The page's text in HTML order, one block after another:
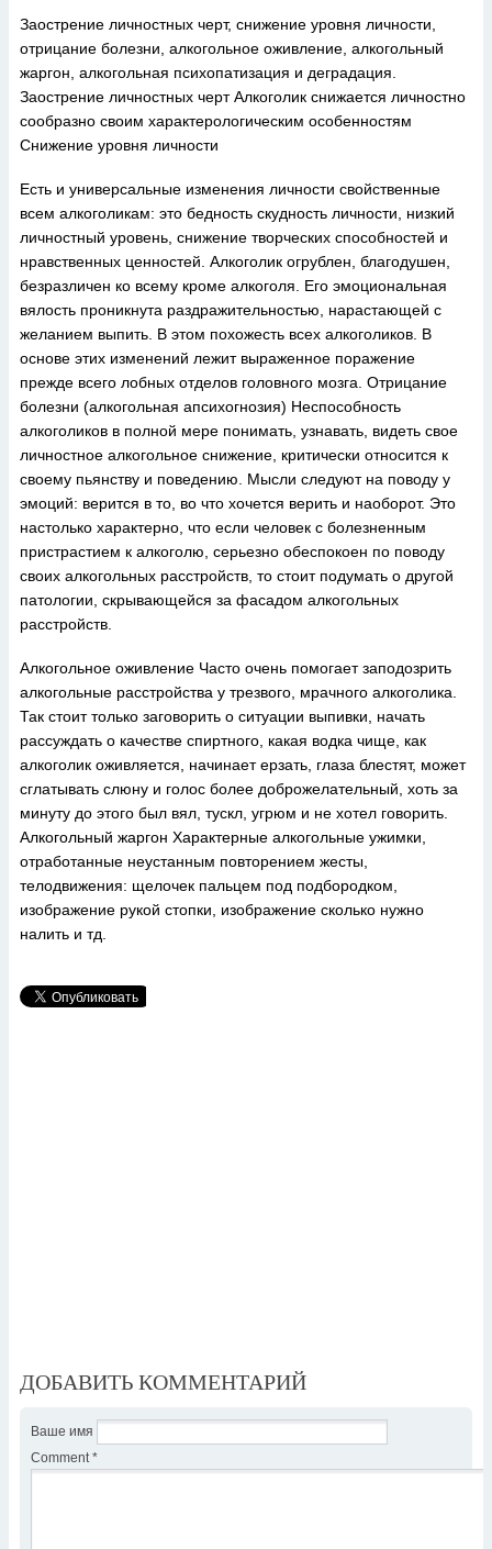
Заострение личностных черт, снижение уровня личности,
отрицание болезни, алкогольное оживление, алкогольный
жаргон, алкогольная психопатизация и деградация.
Заострение личностных черт Алкоголик снижается личностно
сообразно своим характерологическим особенностям
Снижение уровня личности
Есть и универсальные изменения личности свойственные
всем алкоголикам: это бедность скудность личности, низкий
личностный уровень, снижение творческих способностей и
нравственных ценностей. Алкоголик огрублен, благодушен,
безразличен ко всему кроме алкоголя. Его эмоциональная
вялость проникнута раздражительностью, нарастающей с
желанием выпить. В этом похожесть всех алкоголиков. В
основе этих изменений лежит выраженное поражение
прежде всего лобных отделов головного мозга. Отрицание
болезни (алкогольная апсихогнозия) Неспособность
алкоголиков в полной мере понимать, узнавать, видеть свое
личностное алкогольное снижение, критически относится к
своему пьянству и поведению. Мысли следуют на поводу у
эмоций: верится в то, во что хочется верить и наоборот. Это
настолько характерно, что если человек с болезненным
пристрастием к алкоголю, серьезно обеспокоен по поводу
своих алкогольных расстройств, то стоит подумать о другой
патологии, скрывающейся за фасадом алкогольных
расстройств.
Алкогольное оживление Часто очень помогает заподозрить
алкогольные расстройства у трезвого, мрачного алкоголика.
Так стоит только заговорить о ситуации выпивки, начать
рассуждать о качестве спиртного, какая водка чище, как
алкоголик оживляется, начинает ерзать, глаза блестят, может
сглатывать слюну и голос более доброжелательный, хоть за
минуту до этого был вял, тускл, угрюм и не хотел говорить.
Алкогольный жаргон Характерные алкогольные ужимки,
отработанные неустанным повторением жесты,
телодвижения: щелочек пальцем под подбородком,
изображение рукой стопки, изображение сколько нужно
налить и тд.
ДОБАВИТЬ КОММЕНТАРИЙ
Ваше имя
Comment *